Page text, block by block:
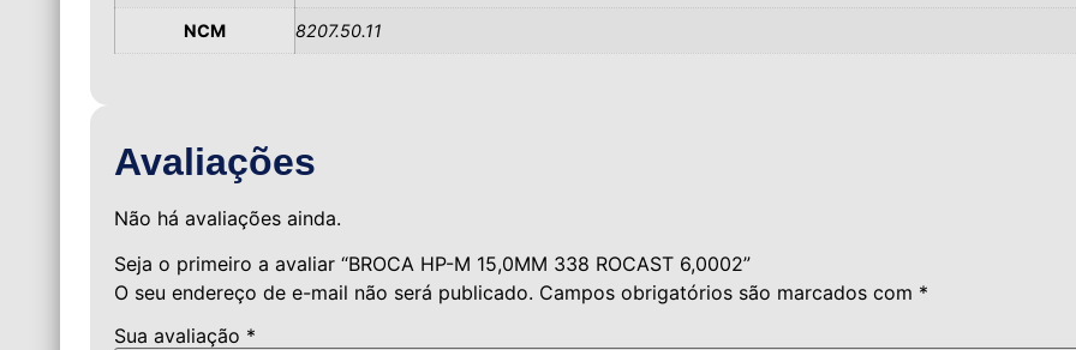
NCM 8207.50.11
Avaliações
Não há avaliações ainda.
Seja o primeiro a avaliar “BROCA HP-M 15,0MM 338 ROCAST 6,0002”
O seu endereço de e-mail não será publicado. Campos obrigatórios são marcados com *
Sua avaliação *